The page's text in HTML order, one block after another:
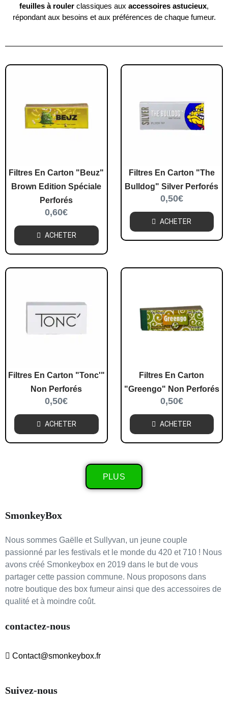
feuilles à rouler classiques aux accessoires astucieux,
répondant aux besoins et aux préférences de chaque fumeur.
Filtres En Carton "Beuz"
Brown Edition Spéciale
Perforés
0,60€
ACHETER
Filtres En Carton "The
Bulldog" Silver Perforés
0,50€
ACHETER
Filtres En Carton "Tonc'"
Non Perforés
0,50€
ACHETER
Filtres En Carton
"Greengo" Non Perforés
0,50€
ACHETER
PLUS
SmonkeyBox
Nous sommes Gaëlle et Sullyvan, un jeune couple
passionné par les festivals et le monde du 420 et 710 ! Nous
avons créé Smonkeybox en 2019 dans le but de vous
partager cette passion commune. Nous proposons dans
notre boutique des box fumeur ainsi que des accessoires de
qualité et à moindre coût.
contactez-nous
Contact@smonkeybox.fr
Suivez-nous